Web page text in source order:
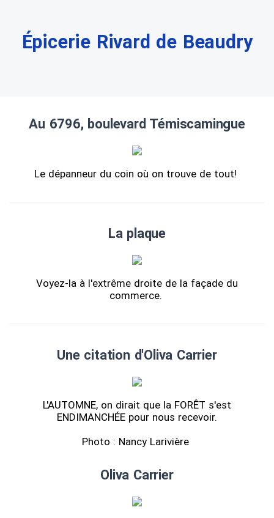
Épicerie Rivard de Beaudry
Au 6796, boulevard Témiscamingue
Le dépanneur du coin où on trouve de tout!
La plaque
Voyez-la à l'extrême droite de la façade du
commerce.
Une citation d'Oliva Carrier
L'AUTOMNE, on dirait que la FORÊT s'est
ENDIMANCHÉE pour nous recevoir.
Photo : Nancy Larivière
Oliva Carrier